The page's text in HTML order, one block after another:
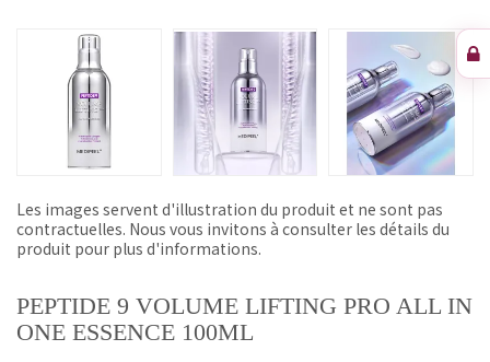
Les images servent d'illustration du produit et ne sont pas
contractuelles. Nous vous invitons à consulter les détails du
produit pour plus d'informations.
PEPTIDE 9 VOLUME LIFTING PRO ALL IN
ONE ESSENCE 100ML